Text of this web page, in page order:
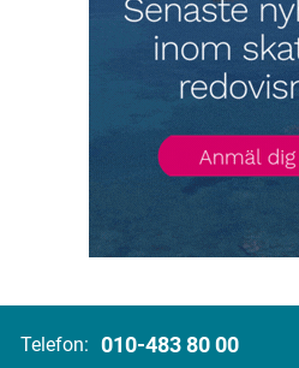
Telefon: 010-483 80 00